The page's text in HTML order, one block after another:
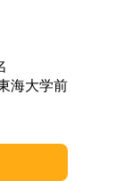
海大学前